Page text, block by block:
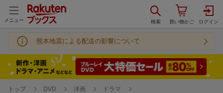
メニュー
熊本地震による配送の影響について
トップ DVD 洋画 ドラマ